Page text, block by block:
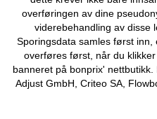
overføringen av dine
viderebehandling av disse
Sporingsdata samles først
overføres først, når du
banneret på bonprix'
Adjust GmbH, Criteo SA,